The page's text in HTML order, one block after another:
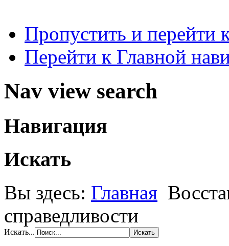
Пропустить и перейти
Перейти к Главной
Nav view search
Навигация
Искать
Вы здесь: Главная
справедливости
Искать...